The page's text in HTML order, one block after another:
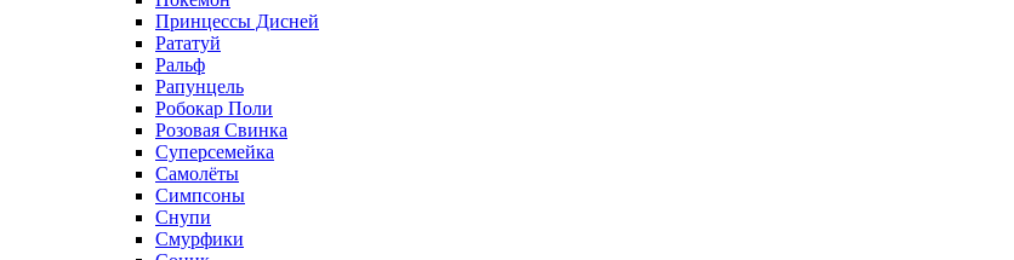
Принцессы Дисней
Рататуй
Ральф
Рапунцель
Робокар Поли
Розовая Свинка
Суперсемейка
Самолёты
Симпсоны
Снупи
Смурфики